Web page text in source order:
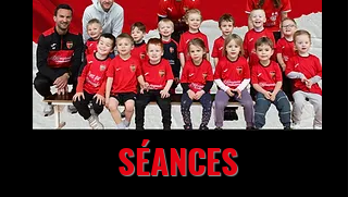
SÉANCES